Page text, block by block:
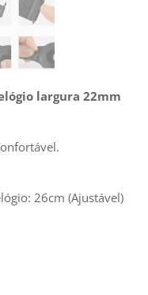
largura 22mm
26cm (Ajustável)